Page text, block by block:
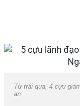
Từ trái qua, 4 cựu
an